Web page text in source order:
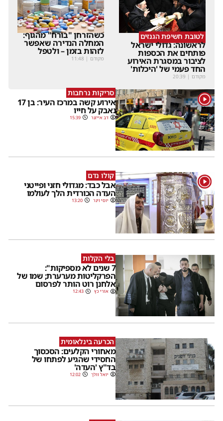
לטובת חשיפת הגנזים
לראשונה: גדולי ישראל
פותחים את הכספות
לציבור במסגרת האירוע
החד פעמי של 'היכלות'
מקודם |
20:39
כשהזרחן "בורח" מהגוף:
המחלה הנדירה שאפשר
לזהות בזמן – ולטפל
מקודם |
11:48
1 סריקות נרחבות
אירוע קשה במרכז העיר: בן 17
נאבק על חייו
דב אייזנר 15:39
1 קולו נדם
אבל כבד: מגדולי חזני ופייטני
העדה הכורדית הלך לעולמו
יוסי וינר 13:20
בלי הקלות
7 שנים לא מספיקות":
הפרקליטות מערערת; שמו של
אלחנן רוט הותר לפרסום
אורי כץ 12:43
הכרעה בינלאומית
מאחורי הקלעים: הסכסוך
החסידי שהגיע לפתחו של
בד"ץ 'העדה'
יואל וולך 12:02